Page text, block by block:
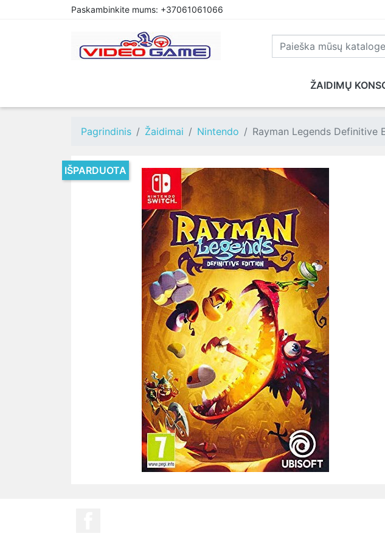
Paskambinkite mums: +37061061066
ŽAIDIMŲ
PREORDER PLAYSTATION 4 XBOX ONE PLAYSTATION 5
Pagrindinis Žaidimai Nintendo Rayman Legends Definitive
IŠPARDUOTA